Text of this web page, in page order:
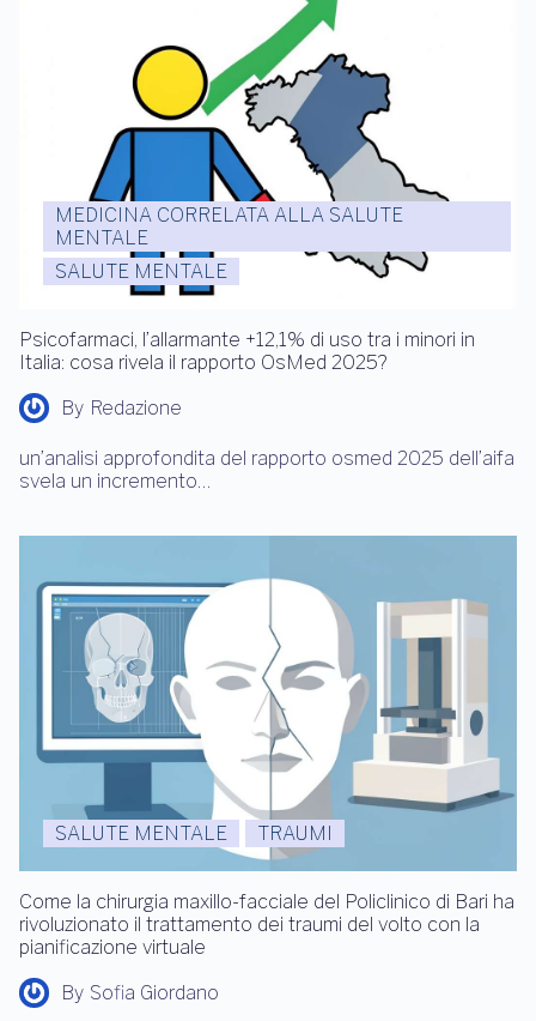
MEDICINA CORRELATA ALLA SALUTE
MENTALE
SALUTE MENTALE
Psicofarmaci, l’allarmante +12,1% di uso tra i minori in
Italia: cosa rivela il rapporto OsMed 2025?
By Redazione
un’analisi approfondita del rapporto osmed 2025 dell’aifa
svela un incremento…
SALUTE MENTALE TRAUMI
Come la chirurgia maxillo-facciale del Policlinico di Bari ha
rivoluzionato il trattamento dei traumi del volto con la
pianificazione virtuale
By Sofia Giordano